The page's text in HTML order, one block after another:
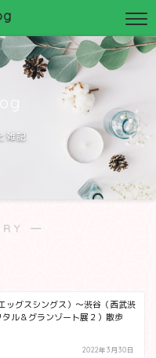
雑記
―
ッグスシングス）～渋谷（西武渋
ル＆グランゾート展２）散歩
2022年3月30日